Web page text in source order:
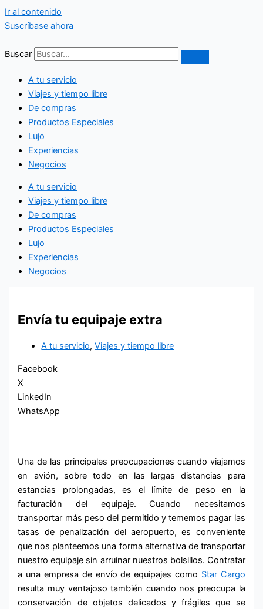
Ir al contenido
Suscríbase ahora
Buscar
A tu servicio
Viajes y tiempo libre
De compras
Productos Especiales
Lujo
Experiencias
Negocios
A tu servicio
Viajes y tiempo libre
De compras
Productos Especiales
Lujo
Experiencias
Negocios
Envía tu equipaje extra
A tu servicio,Viajes y tiempo libre
Facebook
X
LinkedIn
WhatsApp
Una de las principales preocupaciones cuando viajamos
en avión, sobre todo en las largas distancias para
estancias prolongadas, es el límite de peso en la
facturación del equipaje. Cuando necesitamos
transportar más peso del permitido y tememos pagar las
tasas de penalización del aeropuerto, es conveniente
que nos planteemos una forma alternativa de transportar
nuestro equipaje sin arruinar nuestros bolsillos. Contratar
a una empresa de envío de equipajes como Star Cargo
resulta muy ventajoso también cuando nos preocupa la
conservación de objetos delicados y frágiles que se